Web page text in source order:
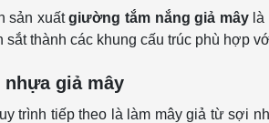
sản xuấtgiường tắm nắng giả mây
sắt thành các khung cấu trúc phù hợp
giả mây
trình tiếp theo là làm mây giả từ sợi